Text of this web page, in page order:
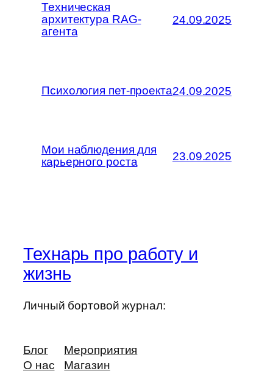
Техническая
архитектура RAG-
агента
24.09.2025
Психология пет-проекта24.09.2025
Мои наблюдения для
карьерного роста
23.09.2025
Технарь про работу и
жизнь
Личный бортовой журнал:
Блог
О нас
Мероприятия
Магазин